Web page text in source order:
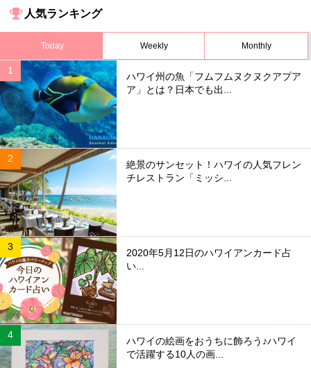
人気ランキング
Today Weekly Monthly
ハワイ州の魚「フムフムヌクヌクアプア
ア」とは？日本でも出...
絶景のサンセット！ハワイの人気フレン
チレストラン「ミッシ...
2020年5月12日のハワイアンカード占
い...
ハワイの絵画をおうちに飾ろう♪ハワイ
で活躍する10人の画...